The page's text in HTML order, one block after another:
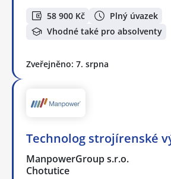
58 900 Kč
Plný úvazek
Vhodné také pro absolventy
Zveřejněno: 7. srpna
Technolog strojírenské
ManpowerGroup s.r.o.
Chotutice